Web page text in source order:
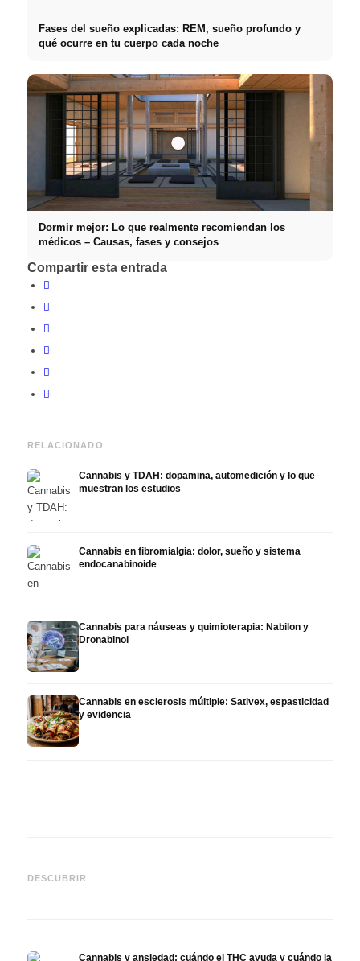
Fases del sueño explicadas: REM, sueño profundo y
qué ocurre en tu cuerpo cada noche
Dormir mejor: Lo que realmente recomiendan los
médicos – Causas, fases y consejos
Compartir esta entrada
RELACIONADO
Cannabis y TDAH: dopamina, automedición y lo que
muestran los estudios
Cannabis en fibromialgia: dolor, sueño y sistema
endocanabinoide
Cannabis para náuseas y quimioterapia: Nabilon y
Dronabinol
Cannabis en esclerosis múltiple: Sativex, espasticidad
y evidencia
DESCUBRIR
Epidiolex y el estado actual
Cannabis y ansiedad: cuándo el THC ayuda y cuándo la